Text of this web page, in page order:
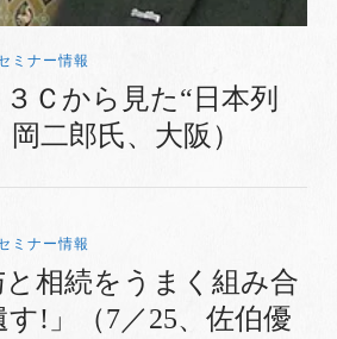
ミナー情報
３Ｃから見た“日本列
二郎氏、大阪）
ミナー情報
と相続をうまく組み合
!」（7／25、佐伯優